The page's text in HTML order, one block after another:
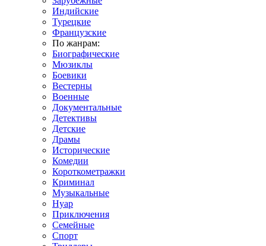
Индийские
Турецкие
Французские
По жанрам:
Биографические
Мюзиклы
Боевики
Вестерны
Военные
Документальные
Детективы
Детские
Драмы
Исторические
Комедии
Короткометражки
Криминал
Музыкальные
Нуар
Приключения
Семейные
Спорт